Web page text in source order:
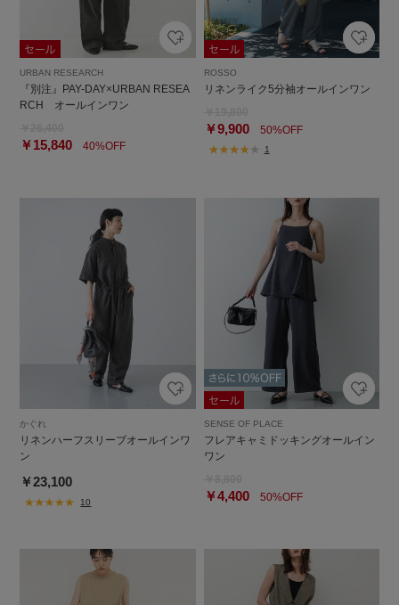
URBAN RESEARCH
『別注』PAY-DAY×URBAN RESEA
RCH オールインワン
￥15,840 40%OFF
ROSSO
リネンライク5分袖オールインワン
￥9,90050%OFF
1
かぐれ
リネンハーフスリーブオールインワ
ン
￥23,100
10
SENSE OF PLACE
フレアキャミドッキングオールイン
ワン
￥4,40050%OFF